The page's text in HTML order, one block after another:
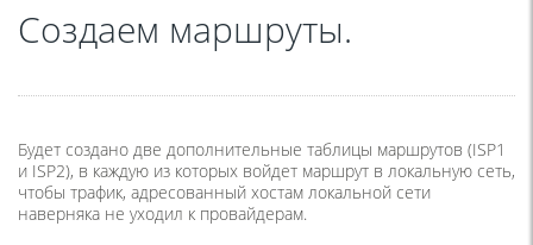
Создаем маршруты.
Будет создано две дополнительные таблицы маршрутов (ISP1
и ISP2), в каждую из которых войдет маршрут в локальную сеть,
чтобы трафик, адресованный хостам локальной сети
наверняка не уходил к провайдерам.